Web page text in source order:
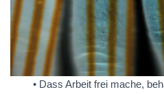
• Dass Arbeit frei mache,